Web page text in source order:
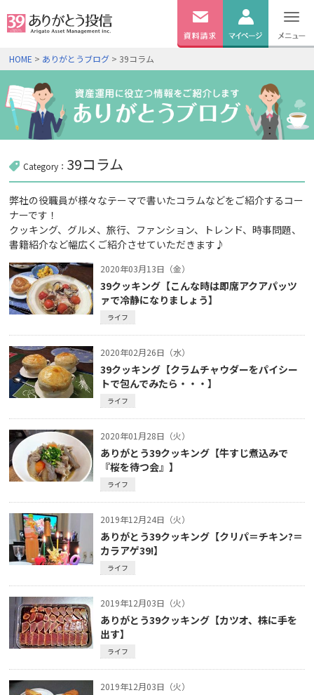
請求
HOME > ありがとうブログ > 39コラム
Category： 39コラム
弊社の役職員が様々なテーマで書いたコラムなどをご紹介するコー
ナーです！
クッキング、グルメ、旅行、ファンション、トレンド、時事問題、
書籍紹介など幅広くご紹介させていただきます♪
2020年03月13日（金）
39クッキング【こんな時は即席アクアパッツ
ァで冷静になりましょう】
ライフ
2020年02月26日（水）
39クッキング【クラムチャウダーをパイシー
トで包んでみたら・・・】
ライフ
2020年01月28日（火）
ありがとう39クッキング【牛すじ煮込みで
『桜を待つ会』】
ライフ
2019年12月24日（火）
ありがとう39クッキング【クリパ＝チキン?＝
カラアゲ39!】
ライフ
2019年12月03日（火）
ありがとう39クッキング【カツオ、株に手を
出す】
ライフ
2019年12月03日（火）